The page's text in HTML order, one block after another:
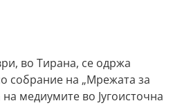
во Тирана, се одржа
собрание на „Мрежата за
медиумите во Југоисточна